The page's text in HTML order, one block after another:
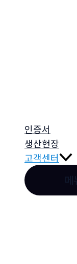
인증서
생산현장
고객센터